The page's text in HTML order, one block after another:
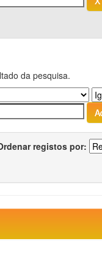
da pesquisa.
registos por: